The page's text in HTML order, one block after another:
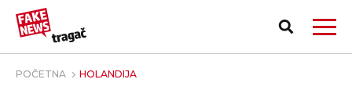
POČETNA HOLANDIJA